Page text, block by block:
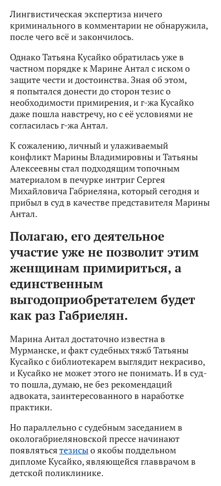
Лингвистическая экспертиза ничего
криминального в комментарии не обнаружила,
после чего всё и закончилось.
Однако Татьяна Кусайко обратилась уже в
частном порядке к Марине Антал с иском о
защите чести и достоинства. Зная об этом,
я попытался донести до сторон тезис о
необходимости примирения, и г-жа Кусайко
даже пошла навстречу, но с её условиями не
согласилась г-жа Антал.
К сожалению, личный и улаживаемый
конфликт Марины Владимировны и Татьяны
Алексеевны стал подходящим топочным
материалом в печурке интриг Сергея
Михайловича Габриеляна, который сегодня и
прибыл в суд в качестве представителя Марины
Антал.
Полагаю, его деятельное
участие уже не позволит этим
женщинам примириться, а
единственным
выгодоприобретателем будет
как раз Габриелян.
Марина Антал достаточно известна в
Мурманске, и факт судебных тяжб Татьяны
Кусайко с библиотекарем выглядит некрасиво,
и Кусайко не может этого не понимать. И в суд-
то пошла, думаю, не без рекомендаций
адвоката, заинтересованного в наработке
практики.
Но параллельно с судебным заседанием в
окологабриеляновской прессе начинают
появлятьсятезисыо якобы поддельном
дипломе Кусайко, являющейся главврачом в
детской поликлинике.